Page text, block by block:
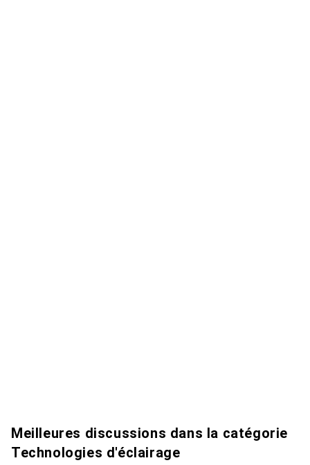
Meilleures discussions dans la catégorie
Technologies d'éclairage